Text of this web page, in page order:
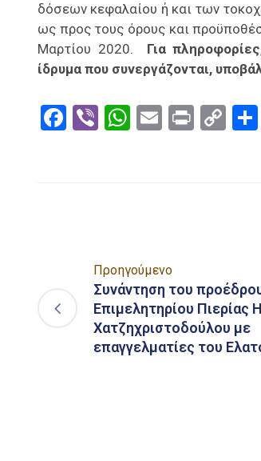
δόσεων κεφαλαίου ή και των
ως προς τους όρους και
Μαρτίου 2020. Για
ίδρυμα που συνεργάζονται,
Facebook
ViberWhatsApp
EmailPrint
Προηγούμενο
Συνάντηση του
Επιμελητηρίου Πιερίας
Χατζηχριστοδούλου με
επαγγελματίες του